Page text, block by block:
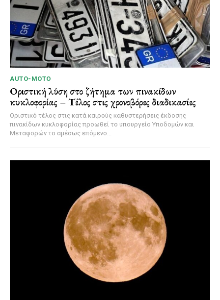
AUTO-MOTO
Οριστική λύση στο ζήτημα των πινακίδων
κυκλοφορίας – Τέλος στις χρονοβόρες διαδικασίες
Οριστικό τέλος στις κατά καιρούς καθυστερήσεις έκδοσης
πινακίδων κυκλοφορίας προωθεί το υπουργείο Υποδομών και
Μεταφορών το αμέσως επόμενο...